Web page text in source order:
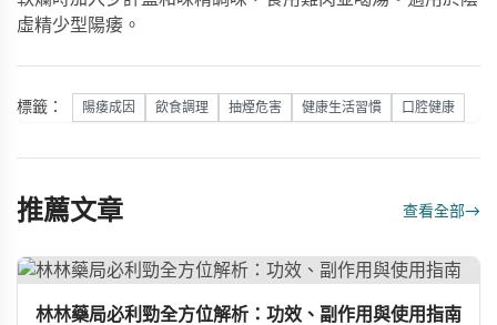
虛精少型陽痿。
標籤： 陽痿成因 飲食調理 抽煙危害 健康生活習慣 口腔健康
推薦文章 查看全部→
林林藥局必利勁全方位解析：功效、副作用與使用指南